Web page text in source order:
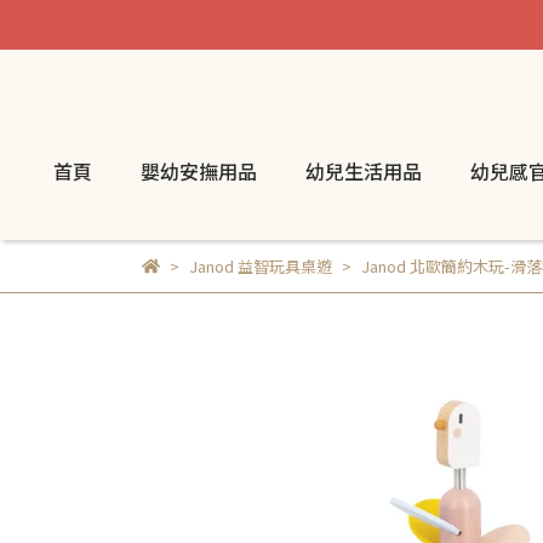
首頁 嬰幼安撫用品 幼兒生活用品 幼兒感
Janod 益智玩具桌遊 Janod 北歐簡約木玩-滑